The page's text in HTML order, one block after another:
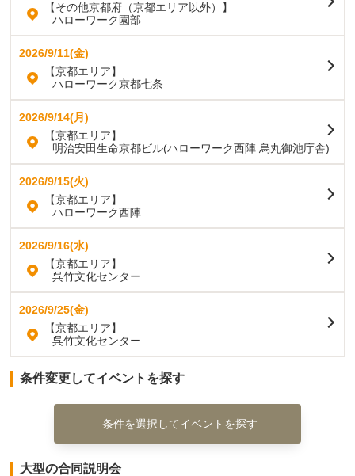
【その他京都府（京都エリア以外）】
ハローワーク園部
2026/9/11(金)
【京都エリア】
ハローワーク京都七条
2026/9/14(月)
【京都エリア】
明治安田生命京都ビル(ハローワーク西陣 烏丸御池庁舎)
2026/9/15(火)
【京都エリア】
ハローワーク西陣
2026/9/16(水)
【京都エリア】
呉竹文化センター
2026/9/25(金)
【京都エリア】
呉竹文化センター
条件変更してイベントを探す
条件を選択してイベントを探す
大型の合同説明会